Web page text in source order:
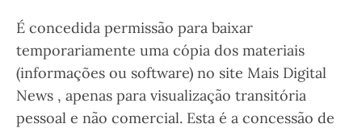
É concedida permissão para baixar
temporariamente uma cópia dos materiais
(informações ou software) no site Mais Digital
News , apenas para visualização transitória
pessoal e não comercial. Esta é a concessão de